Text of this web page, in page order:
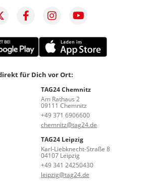
für Dich vor Ort:
TAG24 Chemnitz
Am Rathaus 2
09111 Chemnitz
+49 371 6906600
chemnitz@tag24.de
TAG24 Leipzig
Karl-Liebknecht-Straße 8
04107 Leipzig
+49 341 24250430
leipzig@tag24.de